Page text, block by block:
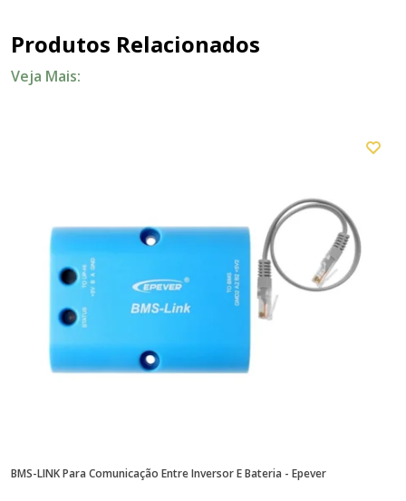
Produtos Relacionados
Veja Mais:
BMS-LINK Para Comunicação Entre Inversor E Bateria - Epever